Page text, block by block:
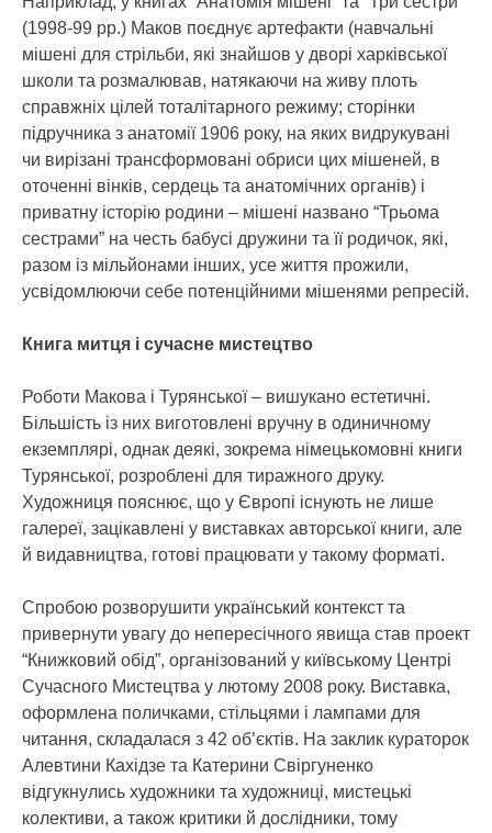
(1998-99 рр.) Маков поєднує артефакти (навчальні
мішені для стрільби, які знайшов у дворі харківської
школи та розмалював, натякаючи на живу плоть
справжніх цілей тоталітарного режиму; сторінки
підручника з анатомії 1906 року, на яких видрукувані
чи вирізані трансформовані обриси цих мішеней, в
оточенні вінків, сердець та анатомічних органів) і
приватну історію родини – мішені названо “Трьома
сестрами” на честь бабусі дружини та її родичок, які,
разом із мільйонами інших, усе життя прожили,
усвідомлюючи себе потенційними мішенями репресій.
Книга митця і сучасне мистецтво
Роботи Макова і Турянської – вишукано естетичні.
Більшість із них виготовлені вручну в одиничному
екземплярі, однак деякі, зокрема німецькомовні книги
Турянської, розроблені для тиражного друку.
Художниця пояснює, що у Європі існують не лише
галереї, зацікавлені у виставках авторської книги, але
й видавництва, готові працювати у такому форматі.
Спробою розворушити український контекст та
привернути увагу до непересічного явища став проект
“Книжковий обід”, організований у київському Центрі
Сучасного Мистецтва у лютому 2008 року. Виставка,
оформлена поличками, стільцями і лампами для
читання, складалася з 42 об’єктів. На заклик кураторок
Алевтини Кахідзе та Катерини Свіргуненко
відгукнулись художники та художниці, мистецькі
колективи, а також критики й дослідники, тому